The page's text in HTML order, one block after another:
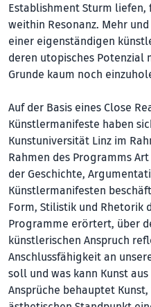
Establishment Sturm liefen,
weithin Resonanz. Mehr
einer eigenständigen
deren utopisches Potenzial
Grunde kaum noch
Auf der Basis eines Close
Künstlermanifeste haben
Kunstuniversität Linz im
Rahmen des Programms
der Geschichte,
Künstlermanifesten
Form, Stilistik und Rhetorik
Programme erörtert, über
künstlerischen Anspruch
Anschlussfähigkeit an
soll und was kann Kunst
Ansprüche behauptet